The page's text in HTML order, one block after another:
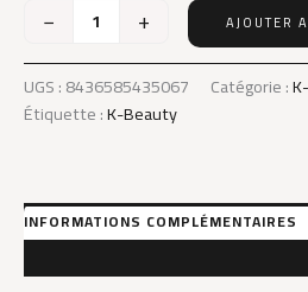
−
quantité
de
K-
Beauty
Camellia
Serum
+ AJOUTER
UGS :8436585435067 Catégorie :
Étiquette :K-Beauty
INFORMATIONS COMPLÉMENTAIRES